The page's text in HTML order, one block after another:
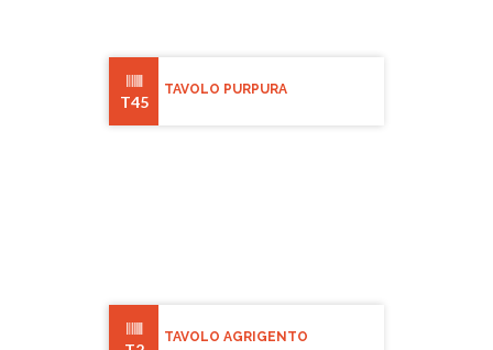
T45
TAVOLO PURPURA
TAVOLO AGRIGENTO